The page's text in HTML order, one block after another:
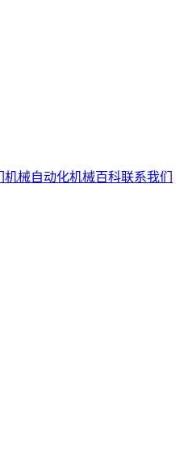
机械自动化机械百科联系我们